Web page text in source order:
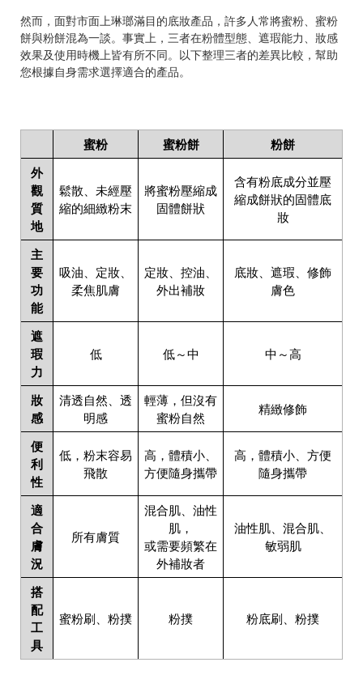
然而，面對市面上琳瑯滿目的底妝產品，許多人常將蜜粉、蜜粉
餅與粉餅混為一談。事實上，三者在粉體型態、遮瑕能力、妝感
效果及使用時機上皆有所不同。以下整理三者的差異比較，幫助
您根據自身需求選擇適合的產品。
蜜粉 蜜粉餅
粉餅
外
觀
質
地
鬆散、未經壓
縮的細緻粉末
將蜜粉壓縮成
固體餅狀
含有粉底成分並壓
縮成餅狀的固體底
妝
主
要
功
能
吸油、定妝、
柔焦肌膚
定妝、控油、
外出補妝
底妝、遮瑕、修飾
膚色
遮
瑕
力
低 低～中 中～高
妝
感
清透自然、透
明感
輕薄，但沒有
蜜粉自然
精緻修飾
便
利
性
低，粉末容易
飛散
高，體積小、
方便隨身攜帶
高，體積小、方便
隨身攜帶
適
合
膚
況
所有膚質
混合肌、油性
肌，
或需要頻繁在
外補妝者
油性肌、混合肌、
敏弱肌
搭
配
工
具
蜜粉刷、粉撲 粉撲 粉底刷、粉撲